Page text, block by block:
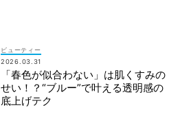
ビューティー
2026.03.31
「春色が似合わない」は肌くすみの
せい！？“ブルー”で叶える透明感の
底上げテク